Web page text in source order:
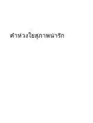
คำห่วงใยสุภาพน่ารัก